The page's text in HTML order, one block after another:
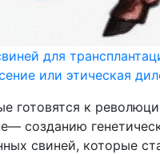
для
или этическая
готовятся к
созданию
свиней, которые